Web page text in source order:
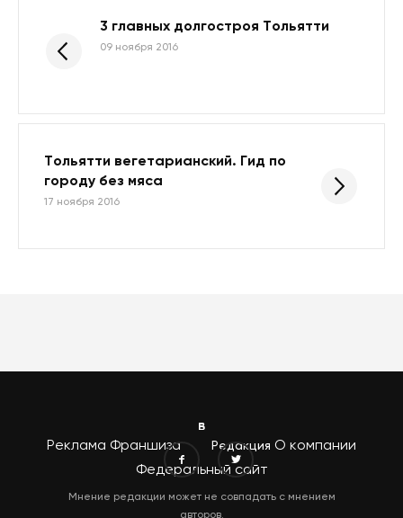
3 главных долгостроя Тольятти
09 ноября 2016
Тольятти вегетарианский. Гид по
городу без мяса
17 ноября 2016
Мнение редакции может не совпадать с мнением
авторов.
Реклама Франшиза Редакция О компании
Федеральный сайт